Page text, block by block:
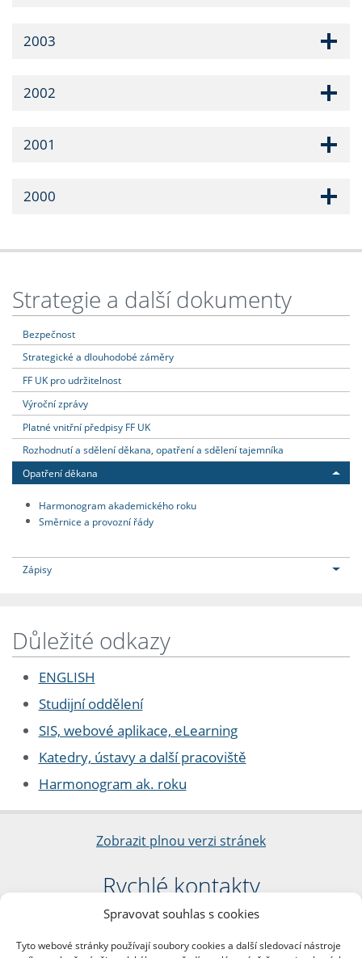
Spravovat souhlas s cookies
Tyto webové stránky používají soubory cookies a další sledovací nástroje
2003
2002
2001
2000
Strategie a další dokumenty
Bezpečnost
Strategické a dlouhodobé záměry
FF UK pro udržitelnost
Výroční zprávy
Platné vnitřní předpisy FF UK
Rozhodnutí a sdělení děkana, opatření a sdělení tajemníka
Opatření děkana
Harmonogram akademického roku
Směrnice a provozní řády
Zápisy
Důležité odkazy
ENGLISH
Studijní oddělení
SIS, webové aplikace, eLearning
Katedry, ústavy a další pracoviště
Harmonogram ak. roku
Zobrazit plnou verzi stránek
Rychlé kontakty
Filozofická fakulta
nám. Jana Palacha 1/2